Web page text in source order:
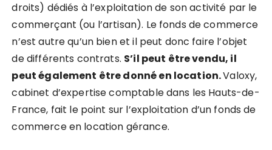
droits) dédiés à l’exploitation de son activité par le
commerçant (ou l’artisan). Le fonds de commerce
n’est autre qu’un bien et il peut donc faire l’objet
de différents contrats. S’il peut être vendu, il
peut également être donné en location.Valoxy,
cabinet d’expertise comptable dans les Hauts-de-
France, fait le point sur l’exploitation d’un fonds de
commerce en location gérance.